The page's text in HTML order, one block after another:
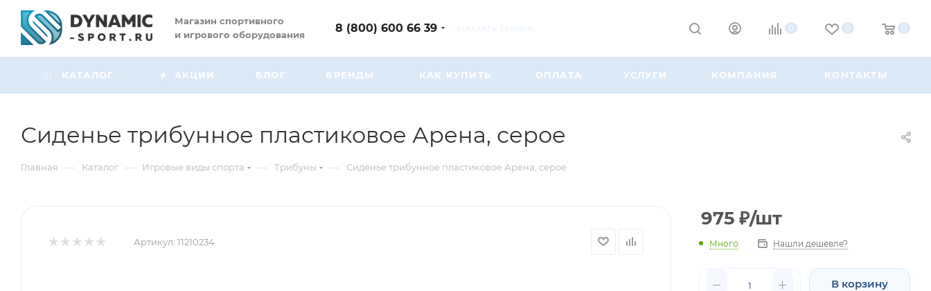
Магазин спортивного
и игрового оборудования
8 (800) 600 66 39 ЗАКАЗАТЬ ЗВОНОК 0 0 0
КАТАЛОГ АКЦИИ БЛОГ БРЕНДЫ КАК КУПИТЬ ОПЛАТА УСЛУГИ КОМПАНИЯ КОНТАКТЫ
Сиденье трибунное пластиковое Арена, серое
Главная — Каталог — Игровые виды спорта — Трибуны — Сиденье трибунное пластиковое Арена, серое
Артикул: 11210234
975 ₽/шт
Много Нашли дешевле?
В корзину